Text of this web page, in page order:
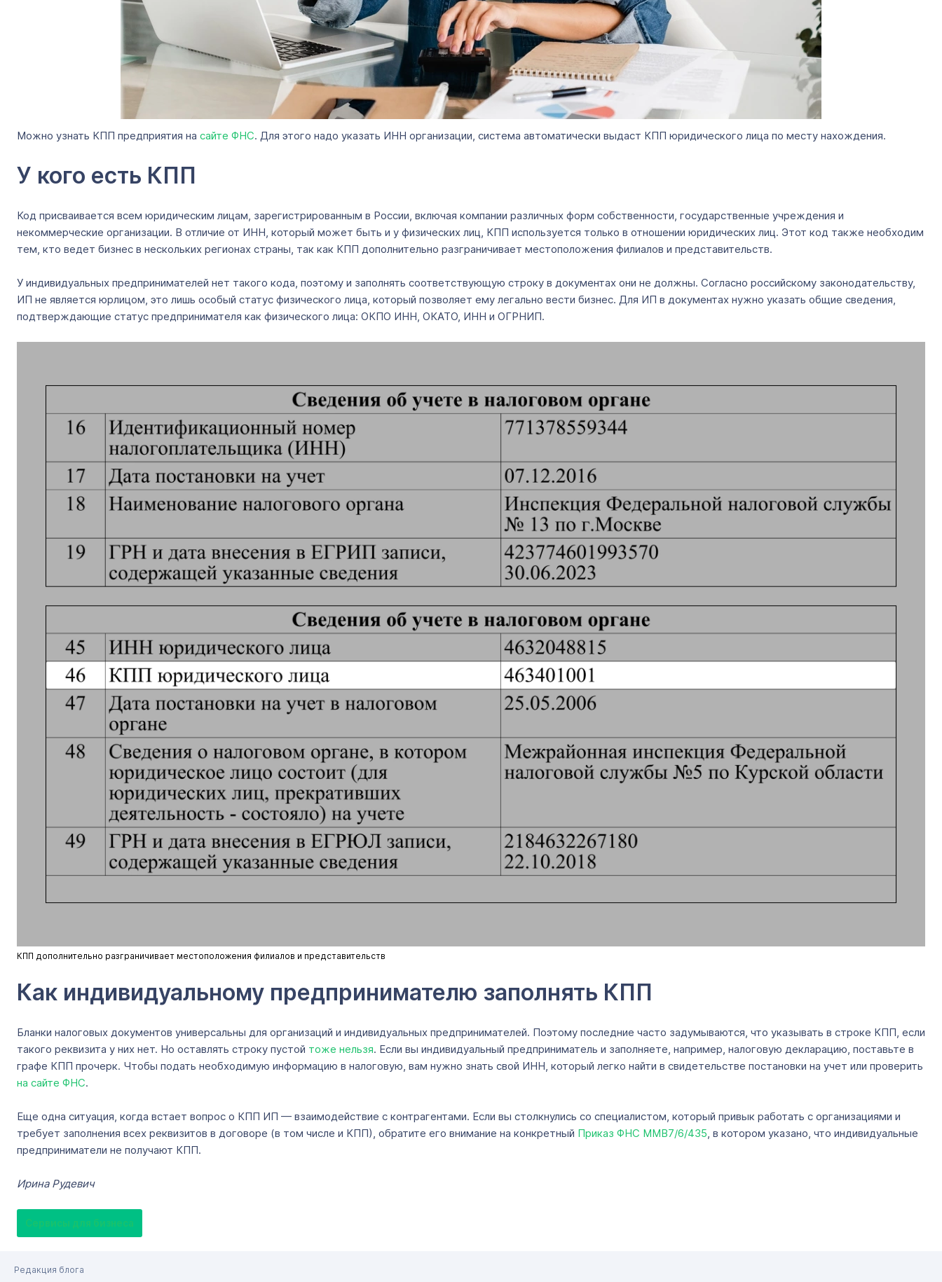
Можно узнать КПП предприятия на сайте ФНС. Для этого надо указать ИНН организации, система автоматически выдаст КПП юридического лица по месту нахождения.
У кого есть КПП
Код присваивается всем юридическим лицам, зарегистрированным в России, включая компании различных форм собственности, государственные учреждения и
некоммерческие организации. В отличие от ИНН, который может быть и у физических лиц, КПП используется только в отношении юридических лиц. Этот код также необходим
тем, кто ведет бизнес в нескольких регионах страны, так как КПП дополнительно разграничивает местоположения филиалов и представительств.
У индивидуальных предпринимателей нет такого кода, поэтому и заполнять соответствующую строку в документах они не должны. Согласно российскому законодательству,
ИП не является юрлицом, это лишь особый статус физического лица, который позволяет ему легально вести бизнес. Для ИП в документах нужно указать общие сведения,
подтверждающие статус предпринимателя как физического лица: ОКПО ИНН, ОКАТО, ИНН и ОГРНИП.
КПП дополнительно разграничивает местоположения филиалов и представительств
Как индивидуальному предпринимателю заполнять КПП
Бланки налоговых документов универсальны для организаций и индивидуальных предпринимателей. Поэтому последние часто задумываются, что указывать в строке КПП, если
такого реквизита у них нет. Но оставлять строку пустой тоже нельзя. Если вы индивидуальный предприниматель и заполняете, например, налоговую декларацию, поставьте в
графе КПП прочерк. Чтобы подать необходимую информацию в налоговую, вам нужно знать свой ИНН, который легко найти в свидетельстве постановки на учет или проверить
на сайте ФНС.
Еще одна ситуация, когда встает вопрос о КПП ИП — взаимодействие с контрагентами. Если вы столкнулись со специалистом, который привык работать с организациями и
требует заполнения всех реквизитов в договоре (в том числе и КПП), обратите его внимание на конкретный Приказ ФНС ММВ7/6/435, в котором указано, что индивидуальные
предприниматели не получают КПП.
Ирина Рудевич
Сервисы для бизнеса
Редакция блога